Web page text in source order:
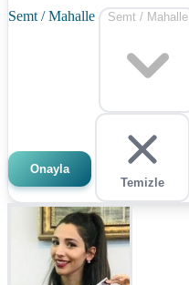
Semt / Mahalle Semt / Mahalle
Onayla
Temizle